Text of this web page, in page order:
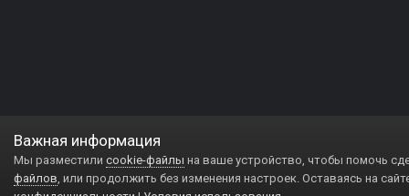
Важная информация
Мы разместили cookie-файлы на ваше устройство, чтобы помочь
файлов, или продолжить без изменения настроек. Оставаясь на